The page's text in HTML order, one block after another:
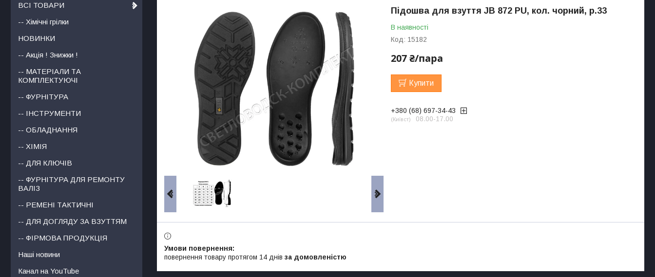
Підошва для взуття JB 872 PU, кол. чорний, р.33
В наявності
Код: 15182
207 ₴/пара
Купити
+380 (68) 697-34-43
Київст 08.00-17.00
повернення товару протягом 14 днів за домовленістю
ВСІ ТОВАРИ
-- Хімічні грілки
НОВИНКИ
-- Акція ! Знижки !
-- МАТЕРІАЛИ ТА
КОМПЛЕКТУЮЧІ
-- ФУРНІТУРА
-- ІНСТРУМЕНТИ
-- ОБЛАДНАННЯ
-- ХІМІЯ
-- ДЛЯ КЛЮЧІВ
-- ФУРНІТУРА ДЛЯ РЕМОНТУ
ВАЛІЗ
-- РЕМЕНІ ТАКТИЧНІ
-- ДЛЯ ДОГЛЯДУ ЗА ВЗУТТЯМ
-- ФІРМОВА ПРОДУКЦІЯ
Наші новини
Канал на YouTube